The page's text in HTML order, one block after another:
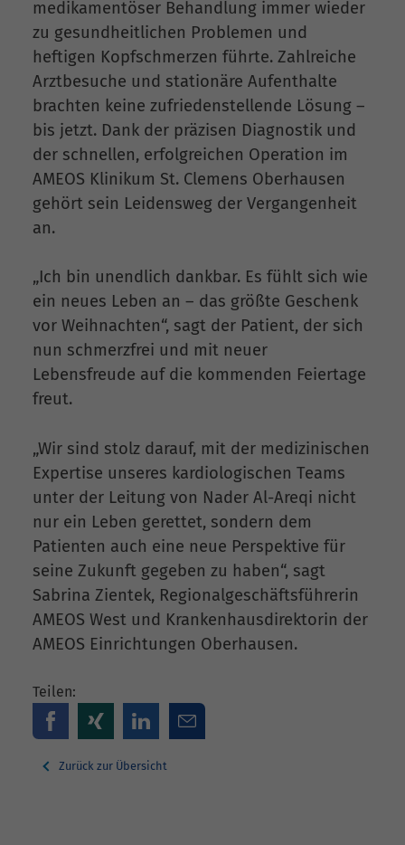
medikamentöser Behandlung immer wieder
zu gesundheitlichen Problemen und
heftigen Kopfschmerzen führte. Zahlreiche
Arztbesuche und stationäre Aufenthalte
brachten keine zufriedenstellende Lösung –
bis jetzt. Dank der präzisen Diagnostik und
der schnellen, erfolgreichen Operation im
AMEOS Klinikum St. Clemens Oberhausen
gehört sein Leidensweg der Vergangenheit
an.
„Ich bin unendlich dankbar. Es fühlt sich wie
ein neues Leben an – das größte Geschenk
vor Weihnachten“, sagt der Patient, der sich
nun schmerzfrei und mit neuer
Lebensfreude auf die kommenden Feiertage
freut.
„Wir sind stolz darauf, mit der medizinischen
Expertise unseres kardiologischen Teams
unter der Leitung von Nader Al-Areqi nicht
nur ein Leben gerettet, sondern dem
Patienten auch eine neue Perspektive für
seine Zukunft gegeben zu haben“, sagt
Sabrina Zientek, Regionalgeschäftsführerin
AMEOS West und Krankenhausdirektorin der
AMEOS Einrichtungen Oberhausen.
Teilen:
Zurück zur Übersicht